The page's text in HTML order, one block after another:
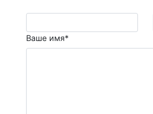
Ваше имя*